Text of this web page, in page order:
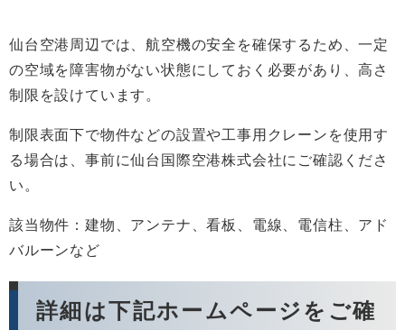
仙台空港周辺では、航空機の安全を確保するため、一定
の空域を障害物がない状態にしておく必要があり、高さ
制限を設けています。
制限表面下で物件などの設置や工事用クレーンを使用す
る場合は、事前に仙台国際空港株式会社にご確認くださ
い。
該当物件：建物、アンテナ、看板、電線、電信柱、アド
バルーンなど
詳細は下記ホームページをご確